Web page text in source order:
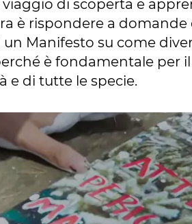
di scoperta e
è rispondere a domande
Manifesto su come
è fondamentale per
e di tutte le specie.